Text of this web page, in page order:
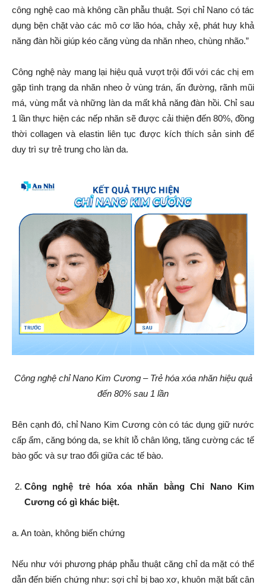
công nghệ cao mà không cần phẫu thuật. Sợi chỉ Nano có tác
dụng bện chặt vào các mô cơ lão hóa, chảy xệ, phát huy khả
năng đàn hồi giúp kéo căng vùng da nhăn nheo, chùng nhão.”
Công nghệ này mang lại hiệu quả vượt trội đối với các chị em
gặp tình trạng da nhăn nheo ở vùng trán, ấn đường, rãnh mũi
má, vùng mắt và những làn da mất khả năng đàn hồi. Chỉ sau
1 lần thực hiện các nếp nhăn sẽ được cải thiện đến 80%, đồng
thời collagen và elastin liên tục được kích thích sản sinh để
duy trì sự trẻ trung cho làn da.
Công nghệ chỉ Nano Kim Cương – Trẻ hóa xóa nhăn hiệu quả
đến 80% sau 1 lần
Bên cạnh đó, chỉ Nano Kim Cương còn có tác dụng giữ nước
cấp ẩm, căng bóng da, se khít lỗ chân lông, tăng cường các tế
bào gốc và sự trao đổi giữa các tế bào.
Công nghệ trẻ hóa xóa nhăn bằng Chỉ Nano Kim
Cương có gì khác biệt.
a. An toàn, không biến chứng
Nếu như với phương pháp phẫu thuật căng chỉ da mặt có thể
dẫn đến biến chứng như: sợi chỉ bị bao xơ, khuôn mặt bất cân